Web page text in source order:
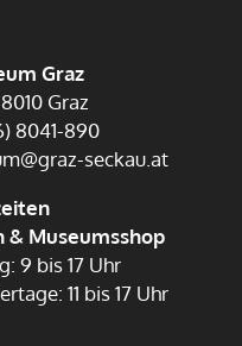
Graz
Graz
8041-890
seckau.at
& Museumsshop
9 bis 17 Uhr
11 bis 17 Uhr